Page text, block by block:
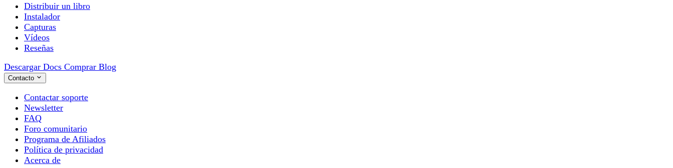
Distribuir un libro
Instalador
Capturas
Vídeos
Reseñas
Descargar Docs Comprar Blog
Contacto
Contactar soporte
Newsletter
FAQ
Foro comunitario
Programa de Afiliados
Política de privacidad
Acerca de